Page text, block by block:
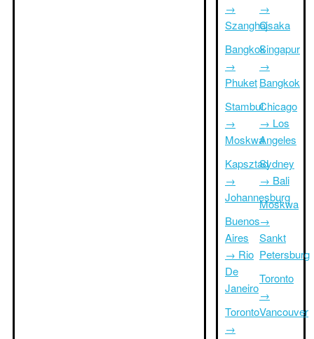
→
Szanghaj
Bangkok
→
Phuket
Stambuł
→
Moskwa
Kapsztad
→
Johannesburg
Buenos
Aires
→ Rio
De
Janeiro
Toronto
→
→
Osaka
Singapur
→
Bangkok
Chicago
→ Los
Angeles
Sydney
→ Bali
Moskwa
→
Sankt
Petersburg
Toronto
→
Vancouver